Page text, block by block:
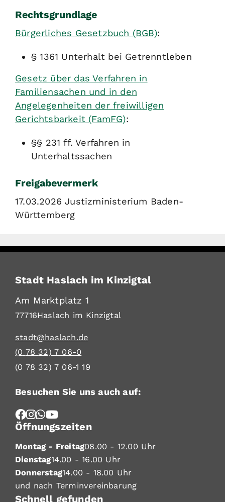
Rechtsgrundlage
Bürgerliches Gesetzbuch (BGB):
§ 1361 Unterhalt bei Getrenntleben
Gesetz über das Verfahren in
Familiensachen und in den
Angelegenheiten der freiwilligen
Gerichtsbarkeit (FamFG):
§§ 231 ff. Verfahren in
Unterhaltssachen
Freigabevermerk
17.03.2026 Justizministerium Baden-
Württemberg
Stadt Haslach im Kinzigtal
Am Marktplatz 1
77716Haslach im Kinzigtal
stadt@haslach.de
(0 78 32) 7 06-0
(0 78 32) 7 06-1 19
Besuchen Sie uns auch auf:
Öffnungszeiten
Montag - Freitag08.00 - 12.00 Uhr
Dienstag14.00 - 16.00 Uhr
Donnerstag14.00 - 18.00 Uhr
und nach Terminvereinbarung
Schnell gefunden